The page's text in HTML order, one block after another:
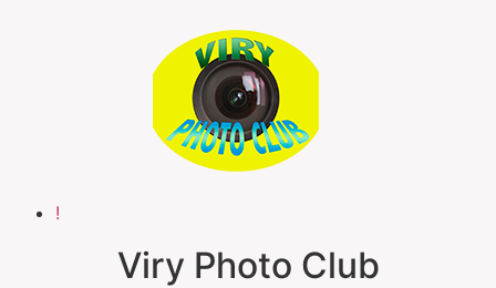
!
Viry Photo Club